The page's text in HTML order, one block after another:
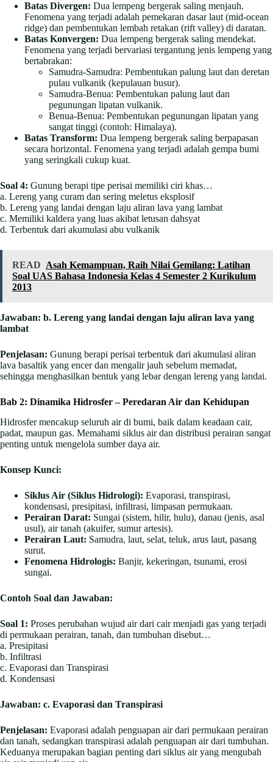
Batas Divergen: Dua lempeng bergerak saling menjauh.
Fenomena yang terjadi adalah pemekaran dasar laut (mid-ocean
ridge) dan pembentukan lembah retakan (rift valley) di daratan.
Batas Konvergen: Dua lempeng bergerak saling mendekat.
Fenomena yang terjadi bervariasi tergantung jenis lempeng yang
bertabrakan:
Samudra-Samudra: Pembentukan palung laut dan deretan
pulau vulkanik (kepulauan busur).
Samudra-Benua: Pembentukan palung laut dan
pegunungan lipatan vulkanik.
Benua-Benua: Pembentukan pegunungan lipatan yang
sangat tinggi (contoh: Himalaya).
Batas Transform: Dua lempeng bergerak saling berpapasan
secara horizontal. Fenomena yang terjadi adalah gempa bumi
yang seringkali cukup kuat.
Soal 4: Gunung berapi tipe perisai memiliki ciri khas…
a. Lereng yang curam dan sering meletus eksplosif
b. Lereng yang landai dengan laju aliran lava yang lambat
c. Memiliki kaldera yang luas akibat letusan dahsyat
d. Terbentuk dari akumulasi abu vulkanik
READ Asah Kemampuan, Raih Nilai Gemilang: Latihan
Soal UAS Bahasa Indonesia Kelas 4 Semester 2 Kurikulum
2013
Jawaban: b. Lereng yang landai dengan laju aliran lava yang
lambat
Penjelasan: Gunung berapi perisai terbentuk dari akumulasi aliran
lava basaltik yang encer dan mengalir jauh sebelum memadat,
sehingga menghasilkan bentuk yang lebar dengan lereng yang landai.
Bab 2: Dinamika Hidrosfer – Peredaran Air dan Kehidupan
Hidrosfer mencakup seluruh air di bumi, baik dalam keadaan cair,
padat, maupun gas. Memahami siklus air dan distribusi perairan sangat
penting untuk mengelola sumber daya air.
Konsep Kunci:
Siklus Air (Siklus Hidrologi): Evaporasi, transpirasi,
kondensasi, presipitasi, infiltrasi, limpasan permukaan.
Perairan Darat: Sungai (sistem, hilir, hulu), danau (jenis, asal
usul), air tanah (akuifer, sumur artesis).
Perairan Laut: Samudra, laut, selat, teluk, arus laut, pasang
surut.
Fenomena Hidrologis: Banjir, kekeringan, tsunami, erosi
sungai.
Contoh Soal dan Jawaban:
Soal 1: Proses perubahan wujud air dari cair menjadi gas yang terjadi
di permukaan perairan, tanah, dan tumbuhan disebut…
a. Presipitasi
b. Infiltrasi
c. Evaporasi dan Transpirasi
d. Kondensasi
Jawaban: c. Evaporasi dan Transpirasi
Penjelasan: Evaporasi adalah penguapan air dari permukaan perairan
dan tanah, sedangkan transpirasi adalah penguapan air dari tumbuhan.
Keduanya merupakan bagian penting dari siklus air yang mengubah